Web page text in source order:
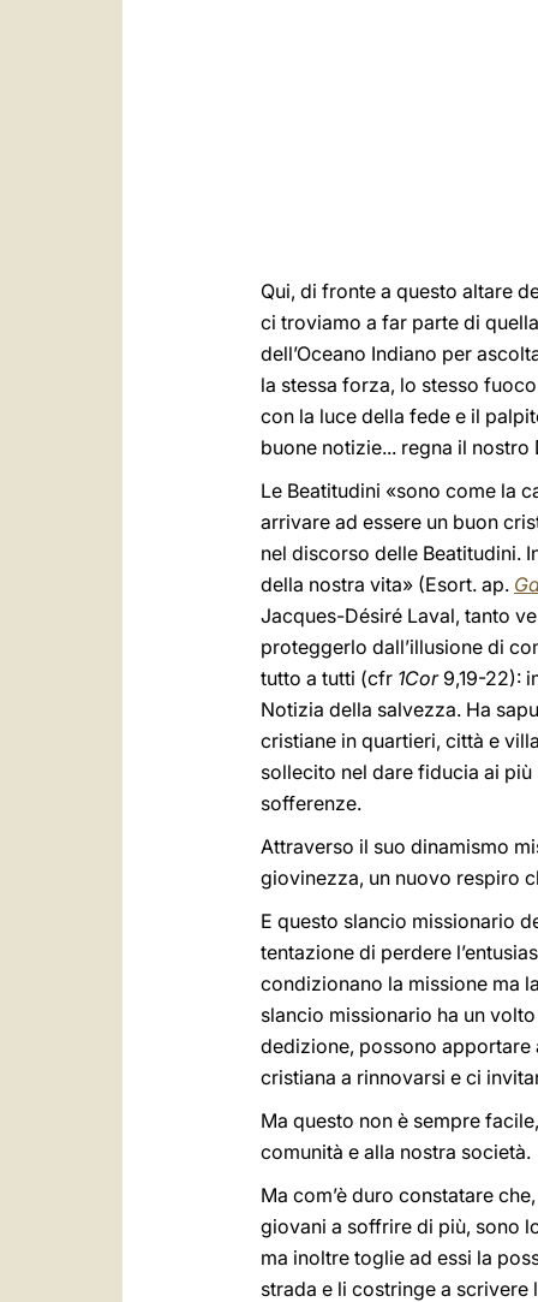
Qui, di fronte a questo altare
ci troviamo a far parte di
dell’Oceano Indiano per
la stessa forza, lo stesso
con la luce della fede e il
buone notizie... regna il nostro
Le Beatitudini «sono come la
arrivare ad essere un buon
nel discorso delle Beatitudini.
della nostra vita» (Esort. ap.
Jacques-Désiré Laval, tanto
proteggerlo dall’illusione di
tutto a tutti (cfr 1Cor9,19-22):
Notizia della salvezza. Ha
cristiane in quartieri, città e
sollecito nel dare fiducia ai
sofferenze.
Attraverso il suo dinamismo
giovinezza, un nuovo respiro
E questo slancio missionario
tentazione di perdere
condizionano la missione ma
slancio missionario ha un
dedizione, possono
cristiana a rinnovarsi e ci
Ma questo non è sempre
comunità e alla nostra società.
Ma com’è duro constatare
giovani a soffrire di più, sono
ma inoltre toglie ad essi la
strada e li costringe a